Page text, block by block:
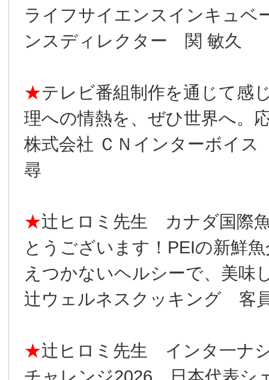
ライフサイエンスインキュ
ンスディレクター 関 敏久
★テレビ番組制作を通じて感
理への情熱を、ぜひ世界へ。
株式会社 ＣＮインターボイ
尋
★辻󠄀ヒロミ先生 カナダ国際
とうございます！PEIの新鮮
えつかないヘルシーで、美味
辻󠄀ウェルネスクッキング 客
★辻󠄀ヒロミ先生 インタ一ナ